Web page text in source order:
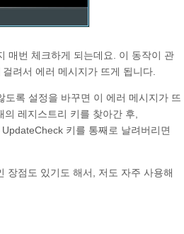
매번 체크하게 되는데요. 이 동작이 관
려서 에러 메시지가 뜨게 됩니다.
록 설정을 바꾸면 이 에러 메시지가 뜨
레지스트리 키를 찾아간 후,
키를 통째로 날려버리면
장점도 있기도 해서, 저도 자주 사용해